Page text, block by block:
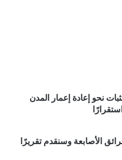
نحو إعادة إعمار المدن
الأصابعة وسنقدم تقريرًا